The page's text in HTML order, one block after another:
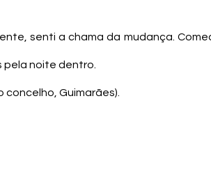
senti a chama da mudança.
noite dentro.
concelho, Guimarães).